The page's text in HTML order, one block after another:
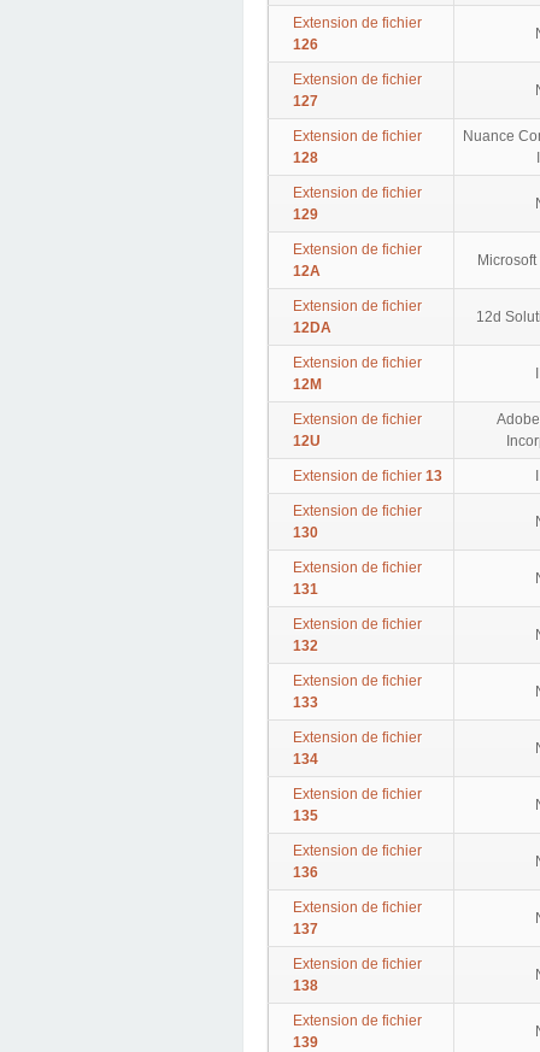
Extension de fichier
126
Extension de fichier
127
Extension de fichier
128
Nuance
Extension de fichier
129
Extension de fichier
12A
Extension de fichier
12DA
12d
Extension de fichier
12M
Extension de fichier
12U
Extension de fichier 13
Extension de fichier
130
Extension de fichier
131
Extension de fichier
132
Extension de fichier
133
Extension de fichier
134
Extension de fichier
135
Extension de fichier
136
Extension de fichier
137
Extension de fichier
138
Extension de fichier
139